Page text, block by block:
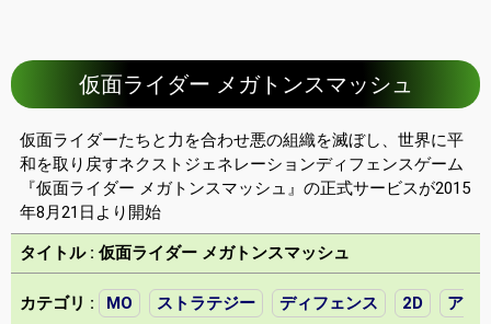
仮面ライダー メガトンスマッシュ
仮面ライダーたちと力を合わせ悪の組織を滅ぼし、世界に平
和を取り戻すネクストジェネレーションディフェンスゲーム
『仮面ライダー メガトンスマッシュ』の正式サービスが2015
年8月21日より開始
タイトル : 仮面ライダー メガトンスマッシュ
カテゴリ : MO ストラテジー ディフェンス 2D
ア